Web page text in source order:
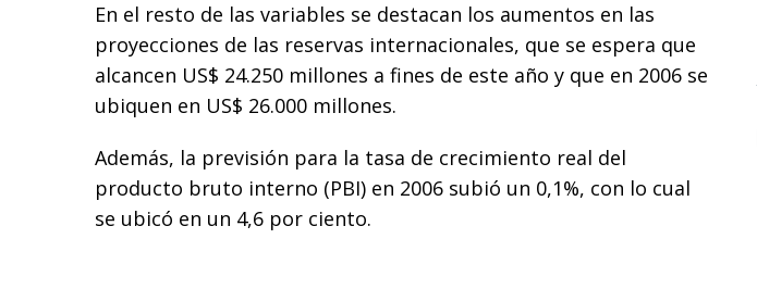
En el resto de las variables se destacan los aumentos en las
proyecciones de las reservas internacionales, que se espera que
alcancen US$ 24.250 millones a fines de este año y que en 2006 se
ubiquen en US$ 26.000 millones.
Además, la previsión para la tasa de crecimiento real del
producto bruto interno (PBI) en 2006 subió un 0,1%, con lo cual
se ubicó en un 4,6 por ciento.